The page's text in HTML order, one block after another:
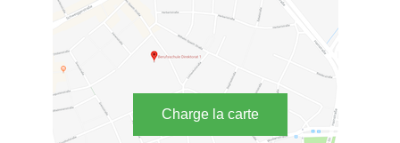
Charge la carte